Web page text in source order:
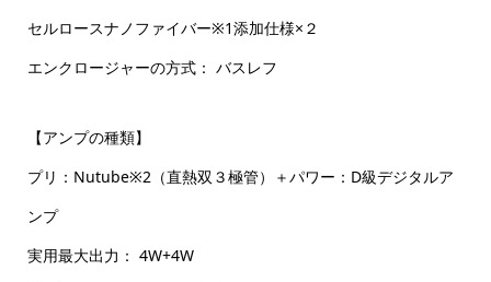
セルロースナノファイバー※1添加仕様×２
エンクロージャーの方式： バスレフ
【アンプの種類】
プリ：Nutube※2（直熱双３極管）＋パワー：D級デジタルア
ンプ
実用最大出力： 4W+4W